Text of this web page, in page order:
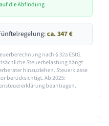
die Abfindung
ca.347€
nach § 32a EStG.
Steuerbelastung hängt
hinzuziehen. Steuerklasse
berücksichtigt. Ab 2025:
beantragen.